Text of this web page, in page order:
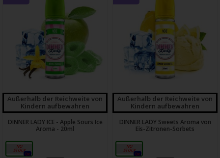
Außerhalb der Reichweite von
Kindern aufbewahren
DINNER LADY ICE - Apple Sours Ice
Aroma - 20ml
20ml
0x
Außerhalb der Reichweite von
Kindern aufbewahren
DINNER LADY Sweets Aroma von
Eis-Zitronen-Sorbets
20 ml
0x